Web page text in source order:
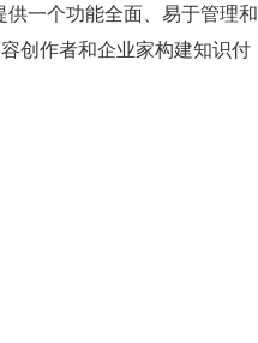
一个功能全面、易于管理和
创作者和企业家构建知识付